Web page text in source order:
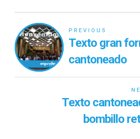
PREVIOUS
Texto gran
cantoneado
Texto
bombillo